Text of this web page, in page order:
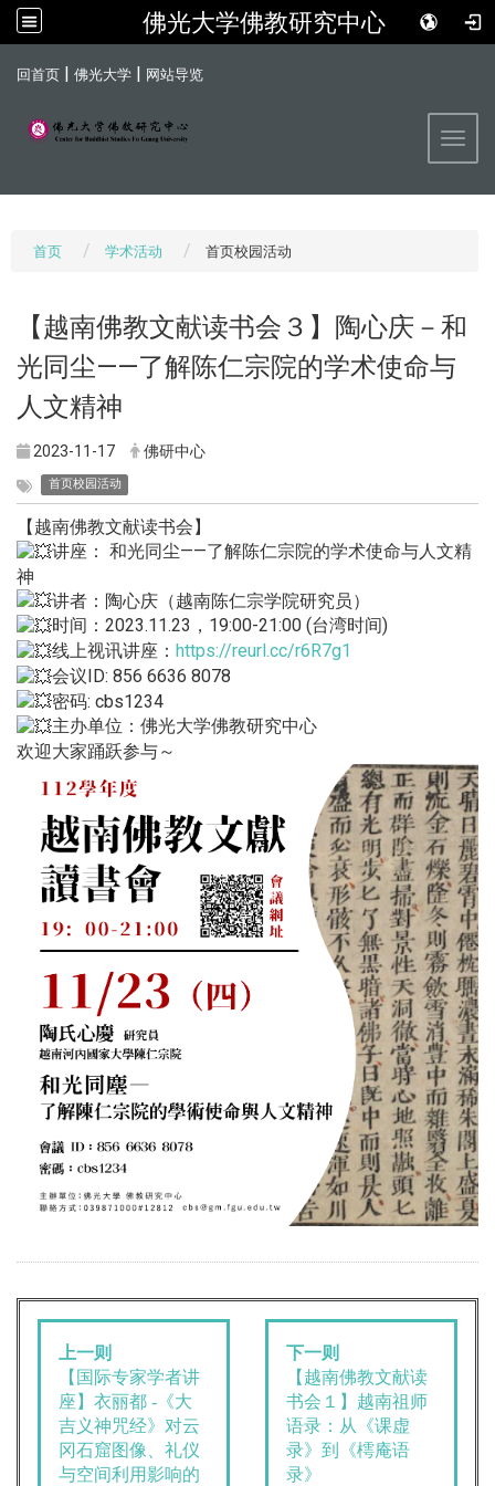
佛光大学佛教研究中心
回首页 | 佛光大学 | 网站导览
首页 学术活动 首页校园活动
【越南佛教文献读书会３】陶心庆－和
光同尘——了解陈仁宗院的学术使命与
人文精神
2023-11-17 佛研中心
首页校园活动
【越南佛教文献读书会】
讲座： 和光同尘——了解陈仁宗院的学术使命与人文精
神
讲者：陶心庆（越南陈仁宗学院研究员）
时间：2023.11.23，19:00-21:00 (台湾时间)
线上视讯讲座： https://reurl.cc/r6R7g1
会议ID: 856 6636 8078
密码: cbs1234
主办单位：佛光大学佛教研究中心
欢迎大家踊跃参与～
上一则
【国际专家学者讲
座】衣丽都 -《大
吉义神咒经》对云
冈石窟图像、礼仪
与空间利用影响的
下一则
【越南佛教文献读
书会１】越南祖师
语录：从《课虚
录》到《樗庵语
录》